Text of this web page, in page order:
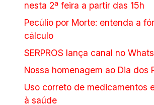
nesta 2ª feira a partir das 15h
Pecúlio por Morte: entenda a
cálculo
SERPROS lança canal no
Nossa homenagem ao Dia dos
Uso correto de medicamentos
à saúde